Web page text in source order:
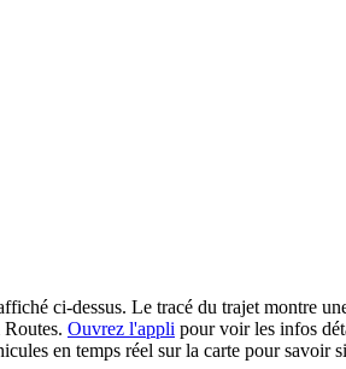
ci-dessus. Le tracé du trajet montre
Ouvrez l'appli pour voir les infos
en temps réel sur la carte pour savoir